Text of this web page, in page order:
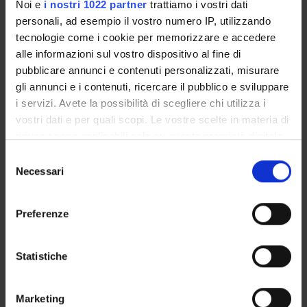
Noi e i nostri 1022 partner trattiamo i vostri dati
personali, ad esempio il vostro numero IP, utilizzando
tecnologie come i cookie per memorizzare e accedere
alle informazioni sul vostro dispositivo al fine di
pubblicare annunci e contenuti personalizzati, misurare
gli annunci e i contenuti, ricercare il pubblico e sviluppare
i servizi. Avete la possibilità di scegliere chi utilizza i
vostri dati e per quali scopi. Le vostre scelte in materia di
modificare o revocare il proprio consenso in qualsiasi
momento dalla Dichiarazione sui cookie o facendo clic
raccogliere informazioni sulla tua posizione
geografica, con un'approssimazione di qualche
Identificare il tuo dispositivo, scansionandolo
delNecessari
Preferenze
Statistiche
Marketing
David Schalkwyk
Queen Mary University of London Professor of
Shakespeare Studies
Keir Douglas Elam
Univerità di Bologna Professore Ordinario di Letteratura
Letteratura inglese